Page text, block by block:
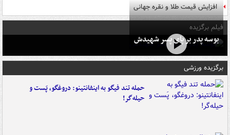
افزایش قیمت طلا و نقره جهانی
فیلم برگزیده
بوسه‌ پدر بر پای پسر شهیدش
برگزیده ورزشی
حمله تند فیگو به اینفانتینو: دروغگو، پَست‌ و
حیله‌گر!